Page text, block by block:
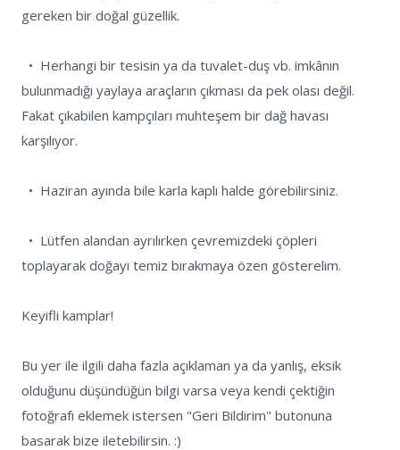
gereken bir doğal güzellik.
bulunmadığı yaylaya araçların çıkması da pek olası değil.
Fakat çıkabilen kampçıları muhteşem bir dağ havası
karşılıyor.
toplayarak doğayı temiz bırakmaya özen gösterelim.
Keyifli kamplar!
Bu yer ile ilgili daha fazla açıklaman ya da yanlış, eksik
olduğunu düşündüğün bilgi varsa veya kendi çektiğin
fotoğrafı eklemek istersen "Geri Bildirim" butonuna
basarak bize iletebilirsin. :)